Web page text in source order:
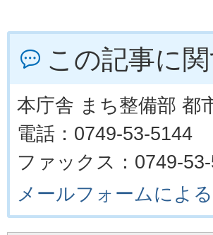
この記事に
本庁舎 まち整備部 都
電話：0749-53-5144
ファックス：0749-
メールフォームによ